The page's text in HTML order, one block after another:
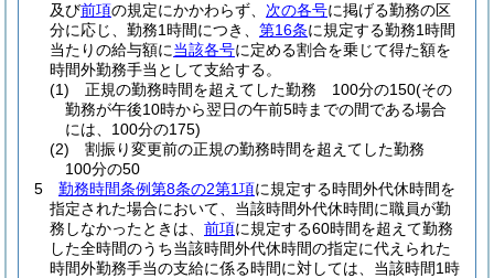
及び前項の規定にかかわらず、 次の各号に掲げる勤務の区
分に応じ、勤務1時間につき、 第16条に規定する勤務1時間
当たりの給与額に当該各号に定める割合を乗じて得た額を
時間外勤務手当として支給する。
(1)
正規の勤務時間を超えてした勤務 100分の150(その
勤務が午後10時から翌日の午前5時までの間である場合
には、100分の175)
(2)
割振り変更前の正規の勤務時間を超えてした勤務
100分の50
5
勤務時間条例第8条の2第1項に規定する時間外代休時間を
指定された場合において、当該時間外代休時間に職員が勤
務しなかったときは、 前項に規定する60時間を超えて勤務
した全時間のうち当該時間外代休時間の指定に代えられた
時間外勤務手当の支給に係る時間に対しては、当該時間1時